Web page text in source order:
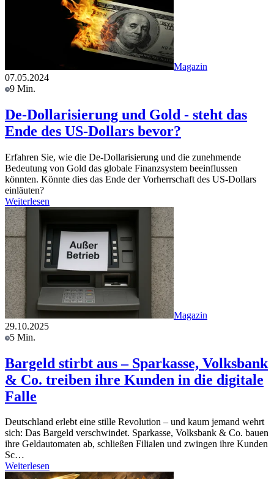
Magazin
07.05.2024
9 Min.
De-Dollarisierung und Gold - steht das
Ende des US-Dollars bevor?
Erfahren Sie, wie die De-Dollarisierung und die zunehmende
Bedeutung von Gold das globale Finanzsystem beeinflussen
könnten. Könnte dies das Ende der Vorherrschaft des US-Dollars
einläuten?
Weiterlesen
Magazin
29.10.2025
5 Min.
Bargeld stirbt aus – Sparkasse, Volksbank
& Co. treiben ihre Kunden in die digitale
Falle
Deutschland erlebt eine stille Revolution – und kaum jemand wehrt
sich: Das Bargeld verschwindet. Sparkasse, Volksbank & Co. bauen
ihre Geldautomaten ab, schließen Filialen und zwingen ihre Kunden
Sc…
Weiterlesen